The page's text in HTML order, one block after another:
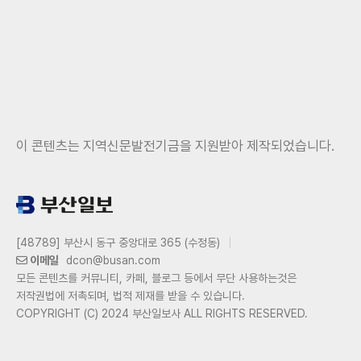
이 콘텐츠는 지역신문발전기금을 지원받아 제작되었습니다.
[48789] 부산시 동구 중앙대로 365 (수정동)
이메일
dcon@busan.com
모든 콘텐츠를 커뮤니티, 카페, 블로그 등에서 무단 사용하는것은
저작권법에 저촉되며, 법적 제재를 받을 수 있습니다.
COPYRIGHT (C) 2024 부산일보사 ALL RIGHTS RESERVED.